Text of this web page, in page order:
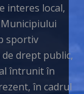
interes local,
sportiv
drept public,
întrunit în
în cadrul